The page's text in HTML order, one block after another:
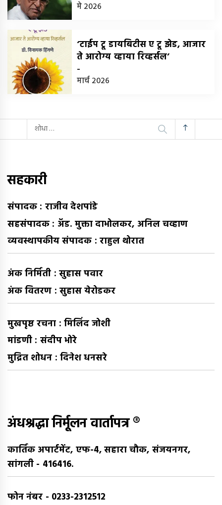
मे 2026
‘टाईप टू डायबिटीस ए टू झेड, आजार
ते आरोग्य व्हाया रिव्हर्सल’
-
मार्च 2026
यांचा
शोध
सहकारी
संपादक : राजीव देशपांडे
सहसंपादक : अ‍ॅड. मुक्ता दाभोलकर, अनिल चव्हाण
व्यवस्थापकीय संपादक : राहुल थोरात
अंक निर्मिती : सुहास पवार
अंक वितरण : सुहास येरोडकर
मुखपृष्ठ रचना : मिलिंद जोशी
मांडणी : संदीप भोरे
मुद्रित शोधन : दिनेश धनसरे
अंधश्रद्धा निर्मूलन वार्तापत्र ®
कार्तिक अपार्टमेंट, एफ-4, सहारा चौक, संजयनगर,
सांगली - 416416.
फोन नंबर - 0233-2312512